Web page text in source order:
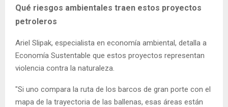
Qué riesgos ambientales traen estos proyectos
petroleros
Ariel Slipak, especialista en economía ambiental, detalla a
Economía Sustentable que estos proyectos representan
violencia contra la naturaleza.
"Si uno compara la ruta de los barcos de gran porte con el
mapa de la trayectoria de las ballenas, esas áreas están